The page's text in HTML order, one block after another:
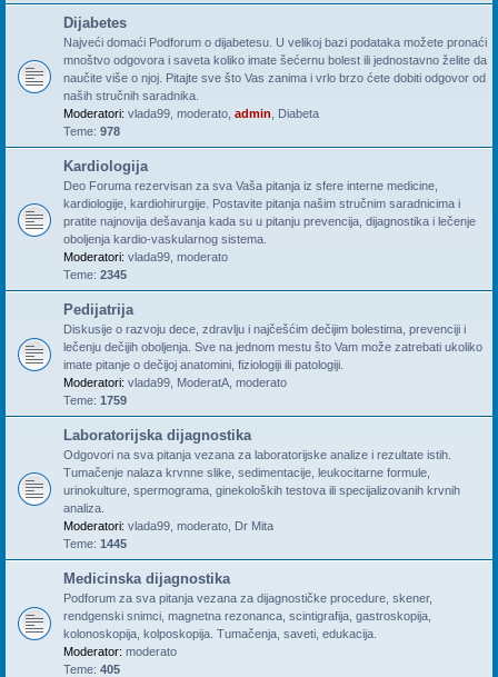
Dijabetes
Najveći domaći Podforum o dijabetesu. U velikoj bazi podataka možete pronaći
mnoštvo odgovora i saveta koliko imate šećernu bolest ili jednostavno želite da
naučite više o njoj. Pitajte sve što Vas zanima i vrlo brzo ćete dobiti odgovor od
naših stručnih saradnika.
Moderatori: vlada99 moderato admin
Diabeta
Teme: 978
Kardiologija
Deo Foruma rezervisan za sva Vaša pitanja iz sfere interne medicine,
kardiologije, kardiohirurgije. Postavite pitanja našim stručnim saradnicima i
pratite najnovija dešavanja kada su u pitanju prevencija, dijagnostika i lečenje
oboljenja kardio-vaskularnog sistema.
Moderatori: vlada99 moderato
Teme: 2345
Pedijatrija
Diskusije o razvoju dece, zdravlju i najčešćim dečijim bolestima, prevenciji i
lečenju dečijih oboljenja. Sve na jednom mestu što Vam može zatrebati ukoliko
imate pitanje o dečijoj anatomini, fiziologiji ili patologiji.
Moderatori: vlada99 ModeratA moderato
Teme: 1759
Laboratorijska dijagnostika
Odgovori na sva pitanja vezana za laboratorijske analize i rezultate istih.
Tumačenje nalaza krvnne slike, sedimentacije, leukocitarne formule,
urinokulture, spermograma, ginekoloških testova ili specijalizovanih krvnih
analiza.
Moderatori: vlada99 moderato Dr Mita
Teme: 1445
Medicinska dijagnostika
Podforum za sva pitanja vezana za dijagnostičke procedure, skener,
rendgenski snimci, magnetna rezonanca, scintigrafija, gastroskopija,
kolonoskopija, kolposkopija. Tumačenja, saveti, edukacija.
Moderator: moderato
Teme: 405